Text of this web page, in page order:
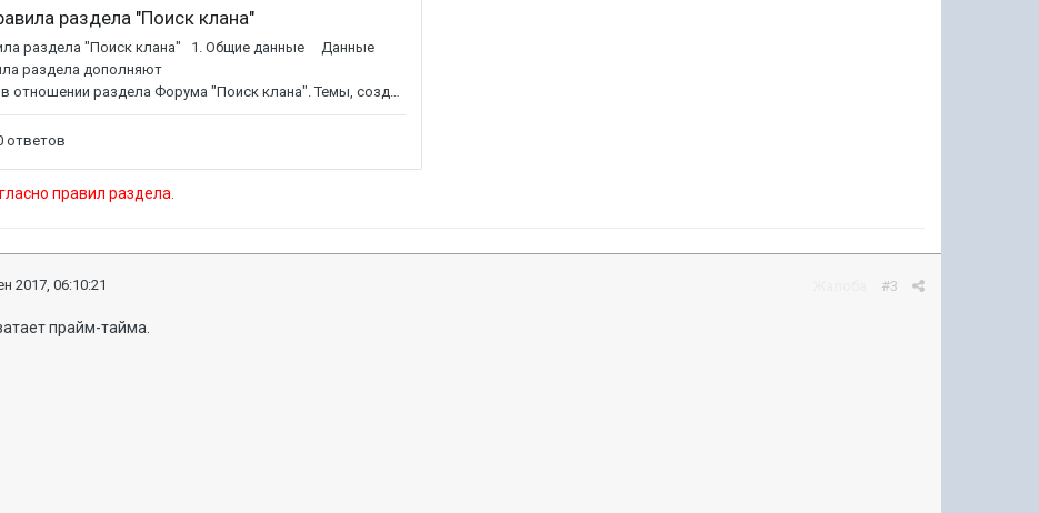
правил раздела.
#3
2017, 06:10:21
прайм-тайма.